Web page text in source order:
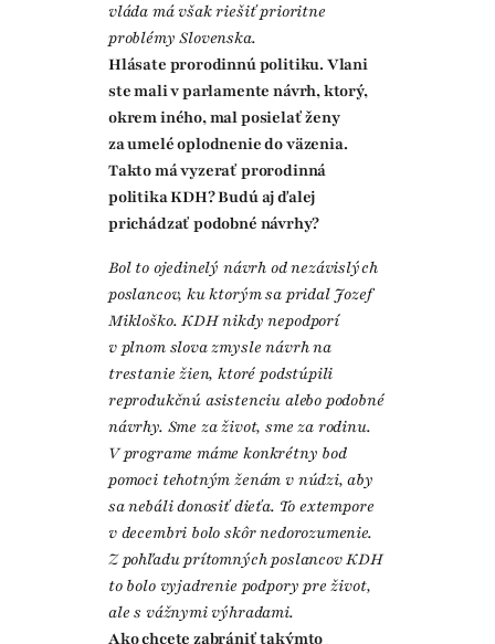
vláda má však riešiť prioritne
problémy Slovenska.
Hlásate prorodinnú politiku. Vlani
ste mali v parlamente návrh, ktorý,
okrem iného, mal posielať ženy
za umelé oplodnenie do väzenia.
Takto má vyzerať prorodinná
politika KDH? Budú aj ďalej
prichádzať podobné návrhy?
Bol to ojedinelý návrh od nezávislých
poslancov, ku ktorým sa pridal Jozef
Mikloško. KDH nikdy nepodporí
v plnom slova zmysle návrh na
trestanie žien, ktoré podstúpili
reprodukčnú asistenciu alebo podobné
návrhy. Sme za život, sme za rodinu.
V programe máme konkrétny bod
pomoci tehotným ženám v núdzi, aby
sa nebáli donosiť dieťa. To extempore
v decembri bolo skôr nedorozumenie.
Z pohľadu prítomných poslancov KDH
to bolo vyjadrenie podpory pre život,
ale s vážnymi výhradami.
Ako chcete zabrániť takýmto